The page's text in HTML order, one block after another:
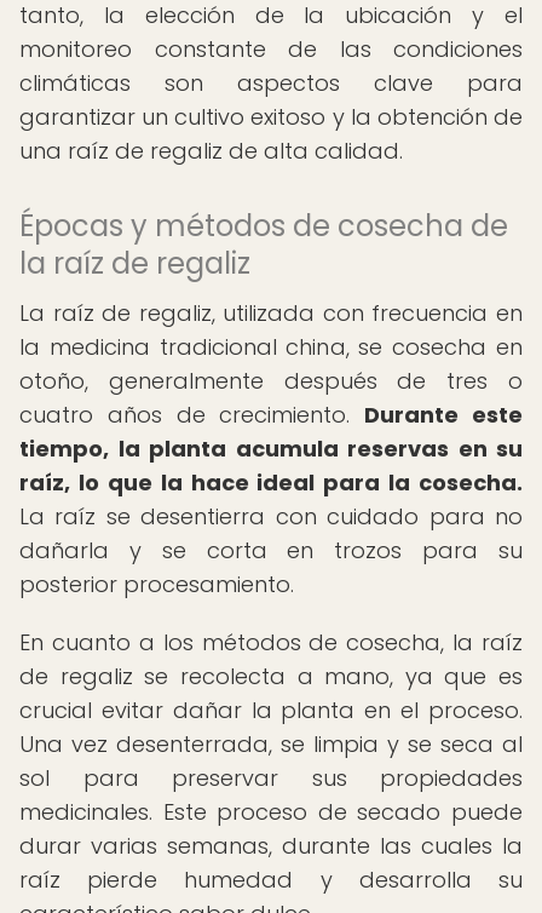
tanto, la elección de la ubicación y el
monitoreo constante de las condiciones
climáticas son aspectos clave para
garantizar un cultivo exitoso y la obtención de
una raíz de regaliz de alta calidad.
Épocas y métodos de cosecha de
la raíz de regaliz
La raíz de regaliz, utilizada con frecuencia en
la medicina tradicional china, se cosecha en
otoño, generalmente después de tres o
cuatro años de crecimiento. Durante este
tiempo, la planta acumula reservas en su
raíz, lo que la hace ideal para la cosecha.
La raíz se desentierra con cuidado para no
dañarla y se corta en trozos para su
posterior procesamiento.
En cuanto a los métodos de cosecha, la raíz
de regaliz se recolecta a mano, ya que es
crucial evitar dañar la planta en el proceso.
Una vez desenterrada, se limpia y se seca al
sol para preservar sus propiedades
medicinales. Este proceso de secado puede
durar varias semanas, durante las cuales la
raíz pierde humedad y desarrolla su